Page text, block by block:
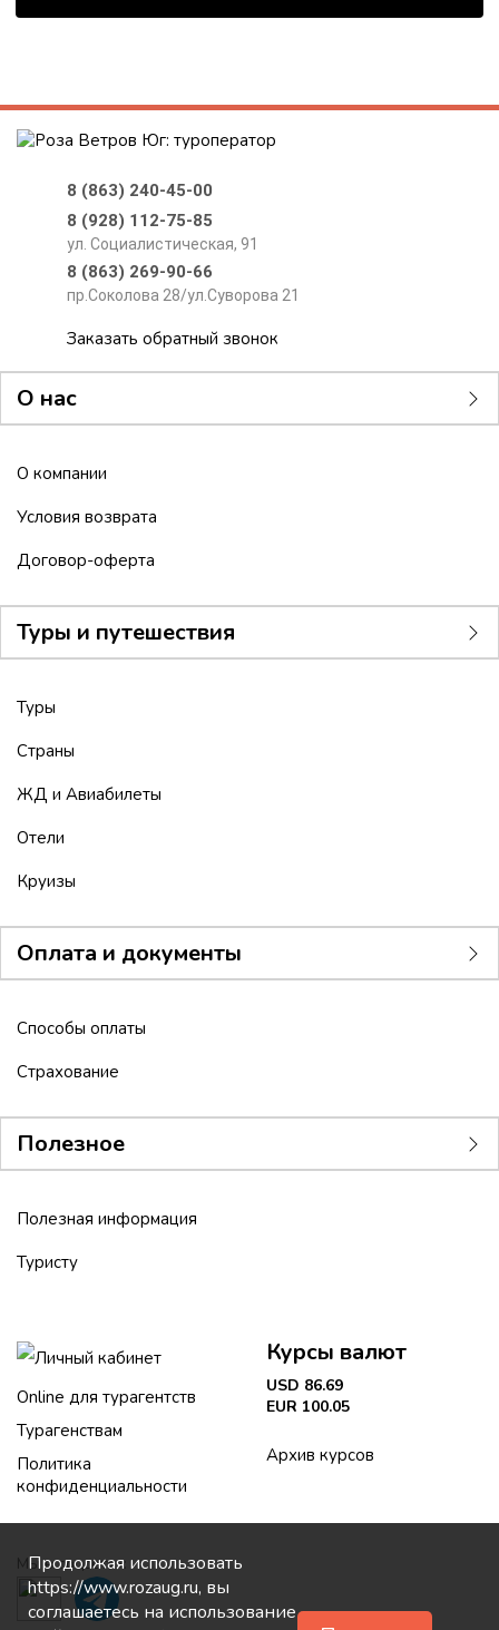
Продолжая использовать
https://www.rozaug.ru, вы
соглашаетесь на использование
8 (863) 240-45-00
8 (928) 112-75-85
ул. Социалистическая, 91
8 (863) 269-90-66
пр.Соколова 28/ул.Суворова 21
Заказать обратный звонок
О нас
О компании
Условия возврата
Договор-оферта
Туры и путешествия
Туры
Страны
ЖД и Авиабилеты
Отели
Круизы
Оплата и документы
Способы оплаты
Страхование
Полезное
Полезная информация
Туристу
Личный кабинет
Online для турагентств
Турагенствам
Политика
конфиденциальности
Курсы валют
USD 86.69
EUR 100.05
Архив курсов
Мы в соцсетях: